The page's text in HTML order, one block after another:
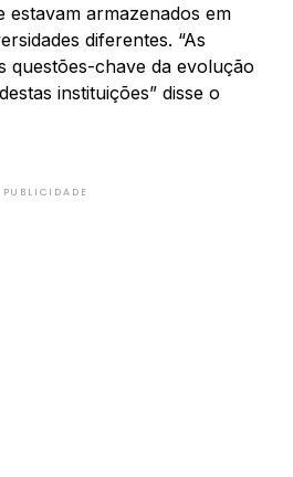
estavam armazenados em
diferentes. “As
questões-chave da evolução
instituições” disse o
PUBLICIDADE